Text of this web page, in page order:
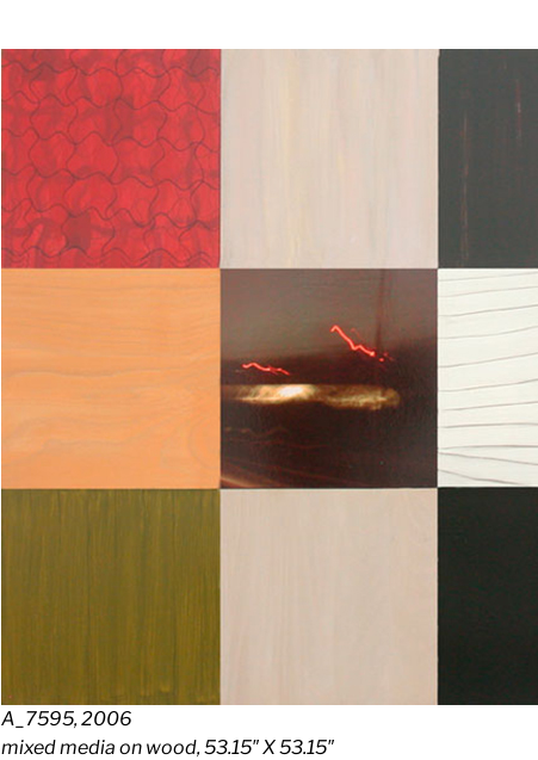
A_7595, 2006
mixed media on wood, 53.15″ X 53.15″